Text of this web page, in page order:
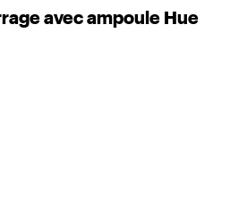
avec ampoule Hue